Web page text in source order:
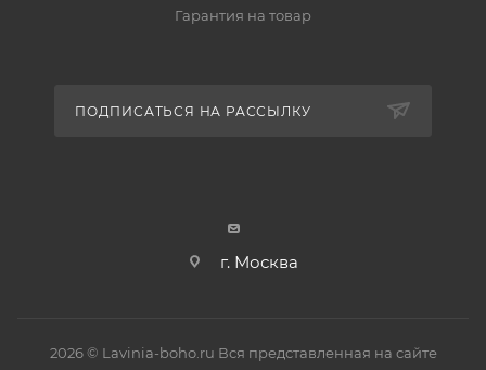
Гарантия на товар
ПОДПИСАТЬСЯ НА РАССЫЛКУ
г. Москва
2026 © Lavinia-boho.ru Вся представленная на сайте